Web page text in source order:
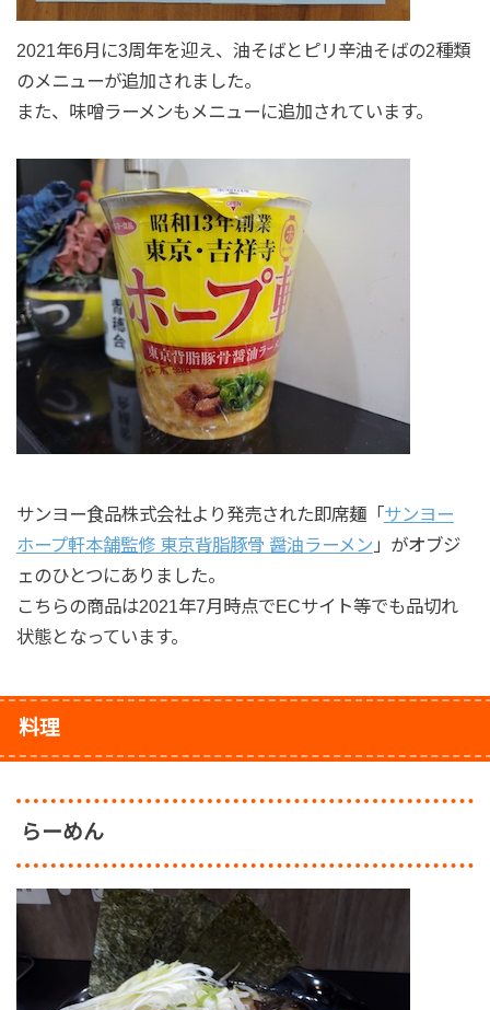
2021年6月に3周年を迎え、油そばとピリ辛油そばの2種類
のメニューが追加されました。
また、味噌ラーメンもメニューに追加されています。
サンヨー食品株式会社より発売された即席麺「サンヨー
ホープ軒本舗監修 東京背脂豚骨 醤油ラーメン 」がオブジ
ェのひとつにありました。
こちらの商品は2021年7月時点でECサイト等でも品切れ
状態となっています。
料理
らーめん